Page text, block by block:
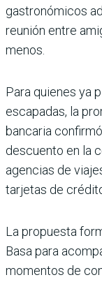
gastronómicos
reunión entre
menos.
Para quienes ya
escapadas, la
bancaria
descuento en la
agencias de
tarjetas de
La propuesta
Basa para
momentos de